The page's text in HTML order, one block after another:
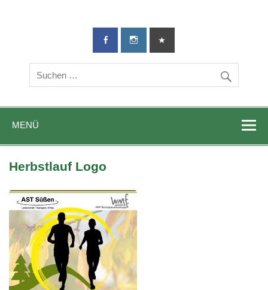
TG-Geislingen
DIE Sportadresse in Geislingen!
MENÜ
Herbstlauf Logo